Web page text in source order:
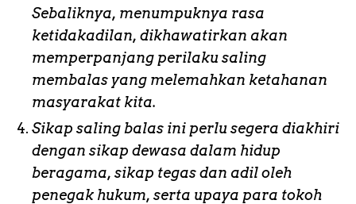
Sebaliknya, menumpuknya rasa
ketidakadilan, dikhawatirkan akan
memperpanjang perilaku saling
membalas yang melemahkan ketahanan
masyarakat kita.
Sikap saling balas ini perlu segera diakhiri
dengan sikap dewasa dalam hidup
beragama, sikap tegas dan adil oleh
penegak hukum, serta upaya para tokoh